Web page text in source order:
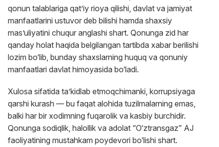
qonun talablariga qat’iy rioya qilishi, davlat va jamiyat
manfaatlarini ustuvor deb bilishi hamda shaxsiy
mas’uliyatini chuqur anglashi shart. Qonunga zid har
qanday holat haqida belgilangan tartibda xabar berilishi
lozim bo‘lib, bunday shaxslarning huquq va qonuniy
manfaatlari davlat himoyasida bo‘ladi.
Xulosa sifatida ta’kidlab etmoqchimanki, korrupsiyaga
qarshi kurash — bu faqat alohida tuzilmalarning emas,
balki har bir xodimning fuqarolik va kasbiy burchidir.
Qonunga sodiqlik, halollik va adolat “O‘ztransgaz” AJ
faoliyatining mustahkam poydevori bo‘lishi shart.